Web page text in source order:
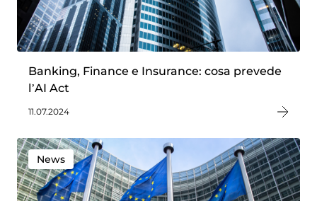
Banking, Finance e Insurance: cosa prevede
l’AI Act
11.07.2024
News